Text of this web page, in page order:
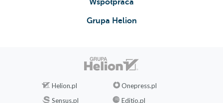
Współpraca
Grupa Helion
Helion.pl
Onepress.pl
Sensus.pl
Editio.pl